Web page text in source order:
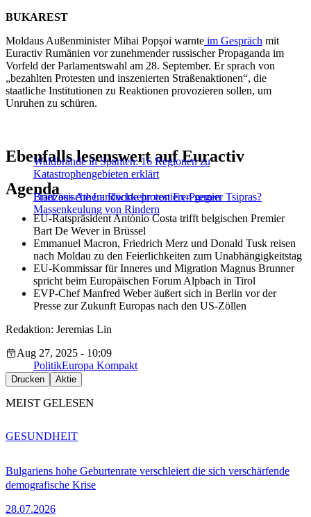
BUKAREST
Moldaus Außenminister Mihai Popşoi warnte im Gespräch mit
Euractiv Rumänien vor zunehmender russischer Propaganda im
Vorfeld der Parlamentswahl am 28. September. Er sprach von
„bezahlten Protesten und inszenierten Straßenaktionen“, die
staatliche Institutionen zu Reaktionen provozieren sollen, um
Unruhen zu schüren.
Waldbrände in Spanien: 16 Regionen zu
Katastrophengebieten erklärt
Ebenfalls lesenswert auf Euractiv
Französische Landwirte protestieren gegen
Massenkeulung von Rindern
Brief aus Athen: Rückkehr von Ex-Premier Tsipras?
Agenda
EU-Ratspräsident António Costa trifft belgischen Premier
Bart De Wever in Brüssel
Emmanuel Macron, Friedrich Merz und Donald Tusk reisen
nach Moldau zu den Feierlichkeiten zum Unabhängigkeitstag
EU-Kommissar für Inneres und Migration Magnus Brunner
spricht beim Europäischen Forum Alpbach in Tirol
EVP-Chef Manfred Weber äußert sich in Berlin vor der
Presse zur Zukunft Europas nach den US-Zöllen
Redaktion: Jeremias Lin
Aug 27, 2025 - 10:09
PolitikEuropa Kompakt
Drucken Aktie
MEIST GELESEN
Bulgariens hohe Geburtenrate verschleiert die sich verschärfende
demografische Krise
28.07.2026
GESUNDHEIT